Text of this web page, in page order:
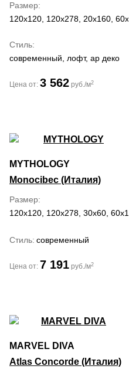
Размер
120x120, 120x278, 20x160,
Стиль
современный, лофт, ар деко
Цена от: 3 562 руб./м2
MYTHOLOGY
Monocibec (Италия)
Размер
120x120, 120x278, 30x60,
Стиль современный
Цена от: 7 191 руб./м2
MARVEL DIVA
Atlas Concorde (Италия)